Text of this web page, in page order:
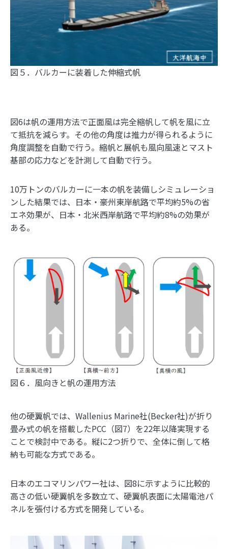
図５．バルカーに装着した伸縮式帆
図6は帆の運用方法で正面風は完全縮帆して帆を風に立
て抵抗を減らす。その他の角度は推力が得られるように
角度調整を自動で行う。縮帆と展帆も風向風速とマスト
基部の応力などを計測して自動で行う。
10万トンのバルカーに一本の帆を装備しシミュレーショ
ンした結果では、日本・豪州東岸航路で平均約5%の省
エネ効果が、日本・北米西岸航路で平均約8%の効果が
ある。
図６．風向きと帆の運用方法
他の硬翼帆では、Wallenius Marine社(Becker社)が折り
畳み式の帆を搭載したPCC（図7）を22年以降実現する
ことで検討中である。縦に2つ折りで、全体に倒して格
納も可能な方式である。
日本のエコマリンパワー社は、図8に示すように比較的
高さの低い硬翼帆を多数立て、硬翼帆表面に太陽電池パ
ネルを張付ける方式を開発している。